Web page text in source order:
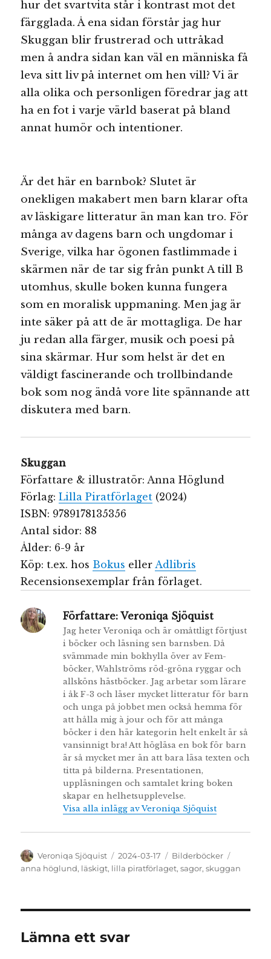
hur det svartvita står i kontrast mot det
färgglada. Å ena sidan förstår jag hur
Skuggan blir frustrerad och uttråkad
men å andra sidan kan väl en människa få
leva sitt liv på internet om hen vill? Vi är
alla olika och personligen föredrar jag att
ha en fot i varje värld baserat på bland
annat humör och intentioner.
Är det här en barnbok? Slutet är
onekligen makabert men barn klarar ofta
av läskigare litteratur än man kan tro. För
många av dagens barn och ungdomar i
Sverige, vilka har ögonen fastlimmade i
skärmen när de tar sig från punkt A till B
utomhus, skulle boken kunna fungera
som en moralisk uppmaning. Men jag är
inte säker på att de är mottagliga. De har
ju redan alla färger, musik och poesi på
sina skärmar. Hur som helst är det en
väldigt fascinerande och trollbindande
bok som nog ändå vore lite spännande att
diskutera med barn.
Skuggan
Författare & illustratör: Anna Höglund
Förlag:Lilla Piratförlaget (2024)
ISBN: 9789178135356
Antal sidor: 88
Ålder: 6-9 år
Köp: t.ex. hos Bokus eller Adlibris
Recensionsexemplar från förlaget.
Författare: Veroniqa Sjöquist
Jag heter Veroniqa och är omåttligt förtjust
i böcker och läsning sen barnsben. Då
svämmade min bokhylla över av Fem-
böcker, Wahlströms röd-gröna ryggar och
allsköns hästböcker. Jag arbetar som lärare
i åk F-3 och läser mycket litteratur för barn
och unga på jobbet men också hemma för
att hålla mig à jour och för att många
böcker i den här kategorin helt enkelt är så
vansinnigt bra! Att högläsa en bok för barn
är så mycket mer än att bara läsa texten och
titta på bilderna. Presentationen,
uppläsningen och samtalet kring boken
skapar en helhetsupplevelse.
Visa alla inlägg av Veroniqa Sjöquist
Författare
Veroniqa Sjöquist
Publicerat
den
2024-03-17 Kategorier
Bilderböcker
anna höglund, läskigt, lilla piratförlaget,sagor,skuggan
Lämna ett svar